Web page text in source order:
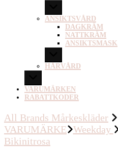
ANSIKTSVÅRD
DAGKRÄM
NATTKRÄM
ANSIKTSMASK
HÅRVÅRD
VARUMÄRKEN
RABATTKODER
All Brands Mårkeskläder
VARUMÄRKE
Weekday
Bikinitrosa